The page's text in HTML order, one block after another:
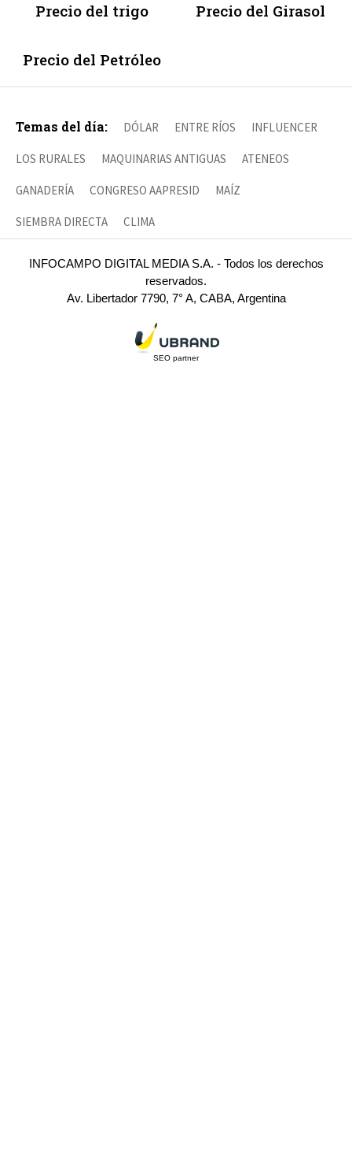
Precio del trigo Precio del Girasol
Precio del Petróleo
Temas del día: DÓLAR ENTRE RÍOS INFLUENCER
LOS RURALES MAQUINARIAS ANTIGUAS ATENEOS
GANADERÍA CONGRESO AAPRESID MAÍZ
SIEMBRA DIRECTA CLIMA
INFOCAMPO DIGITAL MEDIA S.A. - Todos los derechos
reservados.
Av. Libertador 7790, 7° A, CABA, Argentina
SEO partner